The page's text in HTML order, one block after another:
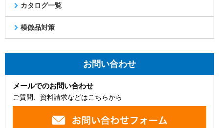
カタログ一覧
模倣品対策
お問い合わせ
メールでのお問い合わせ
ご質問、資料請求などはこちらから